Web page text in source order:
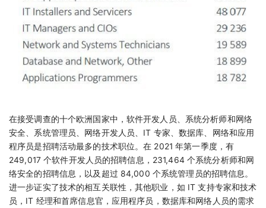
在接受调查的十个欧洲国家中，软件开发人员、系统分析师和网络
安全、系统管理员、网络开发人员、IT 专家、数据库、网络和应用
程序员是招聘活动最多的技术职位。在 2021 年第一季度，有
249,017 个软件开发人员的招聘信息，231,464 个系统分析师和网
络安全的招聘信息，以及超过 84,000 个系统管理员的招聘信息。
进一步证实了技术的相互关联性，其他职业，如 IT 支持专家和技术
员，IT 经理和首席信息官，应用程序员，数据库和网络人员的需求